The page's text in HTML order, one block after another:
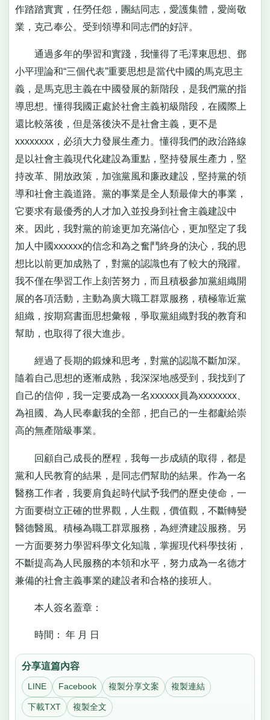
作踏踏實實，任勞任怨，團結同志，愛護集體，愛崗敬
業，克己奉公。受到領導和同志們的好評。
通過多年的學習和實踐，我懂得了毛澤東思想、鄧
小平理論和“三個代表”重要思想是當代中國的馬克思主
義，是馬克思主義在中國發展的新階段，是我們黨的指
導思想。懂得我國正處於社會主義初級階段，在國際上
還比較落後，但是落後決不是社會主義，更不是
xxxxxxxx，必須大力發展生產力。懂得我們的政治路線
是以社會主義現代化建設為重點，堅持發展生產力，堅
持改革、開放政策，加強黨風和廉政建設，堅持黨的領
導和社會主義道路。黨的事業是全人類最偉大的事業，
它要求有最優秀的人才加入並投身到社會主義建設中
來。因此，我對黨的前途更加充滿信心，更加堅定了我
加人中國xxxxxx的信念和為之奮鬥終身的決心，我的思
想比以前更加成熟了，對黨的認識也有了較大的飛躍。
我不僅在學習工作上刻苦努力，而且積极參加黨組織開
展的各項活動，主動為廣大職工群眾服務，積極靠近黨
組織，按期寫書面思想彙報，爭取黨組織對我的教育和
幫助，也取得了很大進步。
經過了長期的鍛煉和思考，對黨的認識不斷加深。
隨着自己思想的逐漸成熟，我深深地感受到，我找到了
自己的信仰，我一定要成為一名xxxxxx員為xxxxxxxx、
為祖國、為人民奉獻我的全部，把自己的一生都獻給崇
高的無產階級事業。
回顧自己成長的歷程，我每一步成績的取得，都是
黨和人民教育的結果，是同志們幫助的結果。作為一名
醫務工作者，我要肩負起時代賦予我們的歷史使命，一
方面要樹立正確的世界觀，人生觀，價值觀，不斷轉變
醫德醫風。積極為職工群眾服務，為經濟建設服務。另
一方面要努力學習科學文化知識，掌握現代科學技術，
不斷提高為人民服務的本領和水平，努力成為一名德才
兼備的社會主義事業的建設者和合格的接班人。
本人簽名蓋章：
時間： 年 月 日
分享這篇內容
LINE Facebook 複製分享文案 複製連結
下載TXT 複製全文